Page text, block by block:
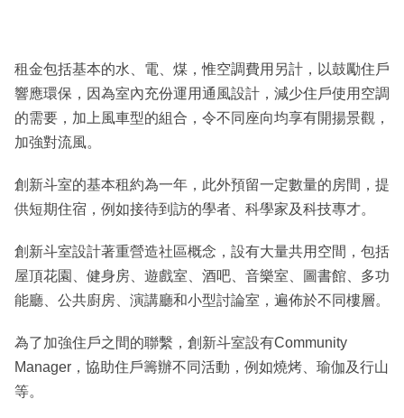
租金包括基本的水、電、煤，惟空調費用另計，以鼓勵住戶
響應環保，因為室內充份運用通風設計，減少住戶使用空調
的需要，加上風車型的組合，令不同座向均享有開揚景觀，
加強對流風。
創新斗室的基本租約為一年，此外預留一定數量的房間，提
供短期住宿，例如接待到訪的學者、科學家及科技專才。
創新斗室設計著重營造社區概念，設有大量共用空間，包括
屋頂花園、健身房、遊戲室、酒吧、音樂室、圖書館、多功
能廳、公共廚房、演講廳和小型討論室，遍佈於不同樓層。
為了加強住戶之間的聯繫，創新斗室設有Community
Manager，協助住戶籌辦不同活動，例如燒烤、瑜伽及行山
等。